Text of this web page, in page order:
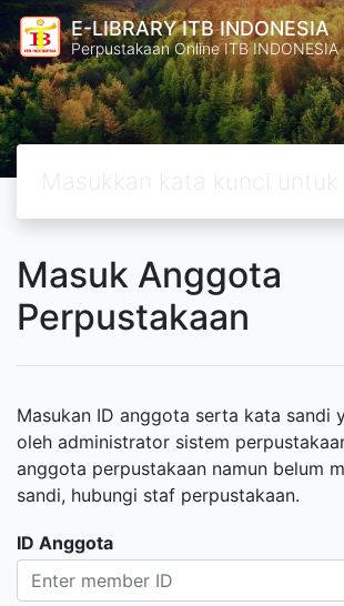
E-LIBRARY ITB INDONESIA
Perpustakaan Online ITB INDONESIA
Masuk Anggota
Perpustakaan
Masukan ID anggota serta kata sandi
oleh administrator sistem
anggota perpustakaan namun belum
sandi, hubungi staf perpustakaan.
ID Anggota